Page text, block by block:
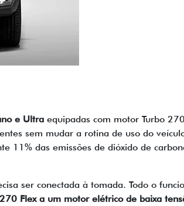
e Ultra equipadas com motor Turbo
sem mudar a rotina de uso do
11% das emissões de dióxido de
ser conectada à tomada. Todo o
Flex a um motor elétrico de baixa